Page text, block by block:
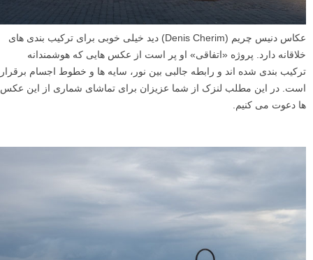
عکاس دنیس چریم (Denis Cherim) دید خیلی خوبی برای ترکیب بندی های
خلاقانه دارد. پروژه «اتفاقی» او پر است از عکس هایی که هوشمندانه
ترکیب بندی شده اند و رابطه جالبی بین نور، سایه ها و خطوط اجسام برقرار
است. در این مطلب لنزک از شما عزیزان برای تماشای شماری از این عکس
ها دعوت می کنیم.